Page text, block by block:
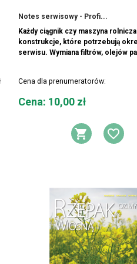
LISTY ŻYCZEŃ
Notes serwisowy - Profi...
Każdy ciągnik czy maszyna
konstrukcje, które potrzebują
serwisu. Wymiana filtrów, olejów
Cena dla prenumeratorów:
Cena
Cena: 10,00 zł
DODAJ